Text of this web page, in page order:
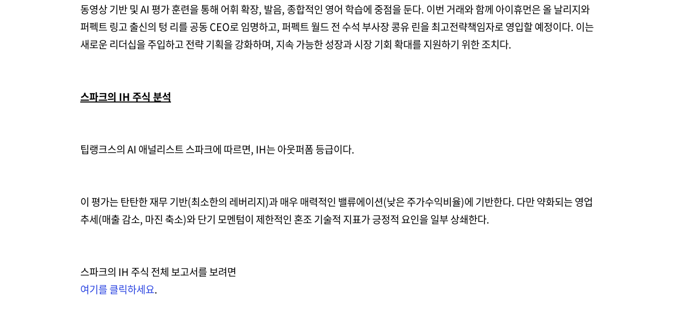
동영상 기반 및 AI 평가 훈련을 통해 어휘 확장, 발음, 종합적인 영어 학습에 중점을 둔다. 이번 거래와 함께 아이휴먼은 올 날리지와
퍼펙트 링고 출신의 텅 리를 공동 CEO로 임명하고, 퍼펙트 월드 전 수석 부사장 콩유 린을 최고전략책임자로 영입할 예정이다. 이는
새로운 리더십을 주입하고 전략 기획을 강화하며, 지속 가능한 성장과 시장 기회 확대를 지원하기 위한 조치다.
스파크의 IH 주식 분석
팁랭크스의 AI 애널리스트 스파크에 따르면, IH는 아웃퍼폼 등급이다.
이 평가는 탄탄한 재무 기반(최소한의 레버리지)과 매우 매력적인 밸류에이션(낮은 주가수익비율)에 기반한다. 다만 약화되는 영업
추세(매출 감소, 마진 축소)와 단기 모멘텀이 제한적인 혼조 기술적 지표가 긍정적 요인을 일부 상쇄한다.
스파크의 IH 주식 전체 보고서를 보려면
여기를 클릭하세요.